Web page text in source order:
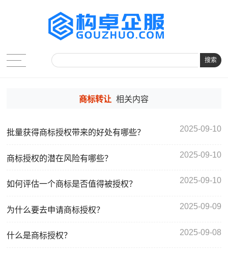
搜索
商标转让 相关内容
批量获得商标授权带来的好处有哪些？ 2025-09-10
商标授权的潜在风险有哪些？ 2025-09-10
如何评估一个商标是否值得被授权？ 2025-09-10
为什么要去申请商标授权？ 2025-09-09
什么是商标授权？ 2025-09-08